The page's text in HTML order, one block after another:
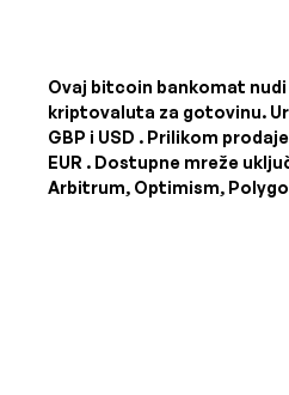
Ovaj bitcoin bankomat
kriptovaluta za gotovinu.
GBP i USD . Prilikom
EUR . Dostupne mreže
Arbitrum, Optimism,